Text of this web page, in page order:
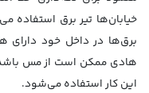
خیابان‌ها تیر برق استفاده
برق‌ها در داخل خود
هادی ممکن است از مس باشد
این کار استفاده می‌شود.